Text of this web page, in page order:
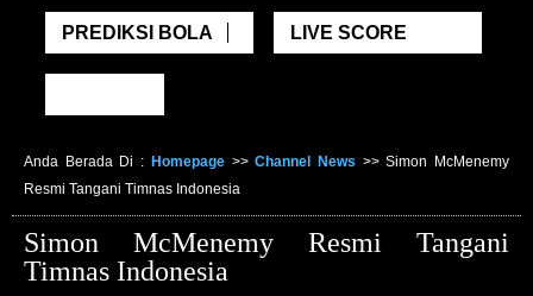
PREDIKSI BOLA LIVE SCORE
Anda Berada Di : Homepage>>Channel News >>Simon McMenemy
Resmi Tangani Timnas Indonesia
Simon McMenemy Resmi Tangani
Timnas Indonesia